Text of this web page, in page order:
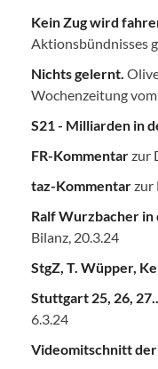
Kein Zug wird
Aktionsbündnisses
Nichts gelernt.
Wochenzeitung
S21 - Milliarden in
FR-Kommentarzur
taz-Kommentarzur
Ralf Wurzbacher
Bilanz, 20.3.24
StgZ, T. Wüpper,
Stuttgart 25, 26, 27...
6.3.24
Videomitschnitt der